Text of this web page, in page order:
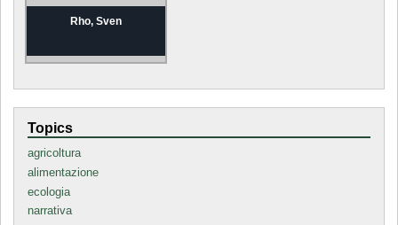
Rho, Sven
Topics
agricoltura
alimentazione
ecologia
narrativa